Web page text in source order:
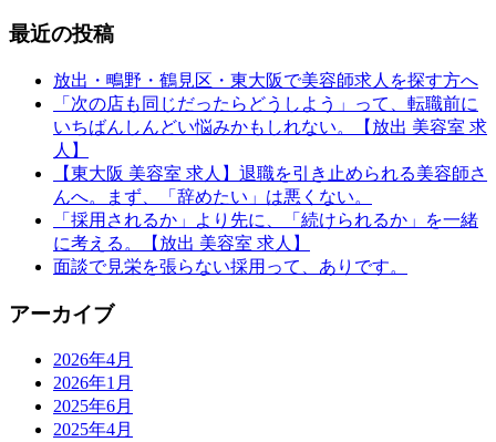
最近の投稿
放出・鴫野・鶴見区・東大阪で美容師求人を探す方へ
「次の店も同じだったらどうしよう」って、転職前に
いちばんしんどい悩みかもしれない。【放出 美容室 求
人】
【東大阪 美容室 求人】退職を引き止められる美容師さ
んへ。まず、「辞めたい」は悪くない。
「採用されるか」より先に、「続けられるか」を一緒
に考える。【放出 美容室 求人】
面談で見栄を張らない採用って、ありです。
アーカイブ
2026年4月
2026年1月
2025年6月
2025年4月